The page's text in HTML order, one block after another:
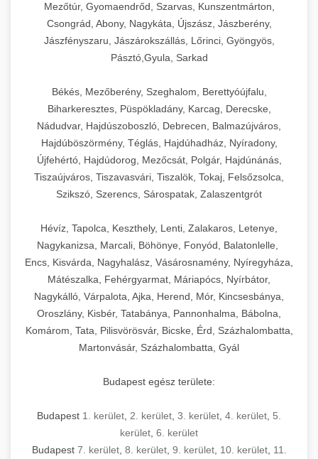
Mezőtúr, Gyomaendrőd, Szarvas, Kunszentmárton,
Csongrád, Abony, Nagykáta, Újszász, Jászberény,
Jászfényszaru, Jászárokszállás, Lőrinci, Gyöngyös,
Pásztó,Gyula, Sarkad
Békés, Mezőberény, Szeghalom, Berettyóújfalu,
Biharkeresztes, Püspökladány, Karcag, Derecske,
Nádudvar, Hajdúszoboszló, Debrecen, Balmazújváros,
Hajdúböszörmény, Téglás, Hajdúhadház, Nyíradony,
Újfehértó, Hajdúdorog, Mezőcsát, Polgár, Hajdúnánás,
Tiszaújváros, Tiszavasvári, Tiszalök, Tokaj, Felsőzsolca,
Szikszó, Szerencs, Sárospatak, Zalaszentgrót
Hévíz, Tapolca, Keszthely, Lenti, Zalakaros, Letenye,
Nagykanizsa, Marcali, Böhönye, Fonyód, Balatonlelle,
Encs, Kisvárda, Nagyhalász, Vásárosnamény, Nyíregyháza,
Mátészalka, Fehérgyarmat, Máriapócs, Nyírbátor,
Nagykálló, Várpalota, Ajka, Herend, Mór, Kincsesbánya,
Oroszlány, Kisbér, Tatabánya, Pannonhalma, Bábolna,
Komárom, Tata, Pilisvörösvár, Bicske, Érd, Százhalombatta,
Martonvásár, Százhalombatta, Gyál
Budapest egész területe:
Budapest 1. kerület 2. kerület 3. kerület 4. kerület 5.
kerület 6. kerület
Budapest 7. kerület, 8. kerület, 9. kerület, 10. kerület, 11.